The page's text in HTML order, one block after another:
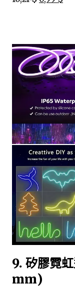
9. 矽膠霓
mm)